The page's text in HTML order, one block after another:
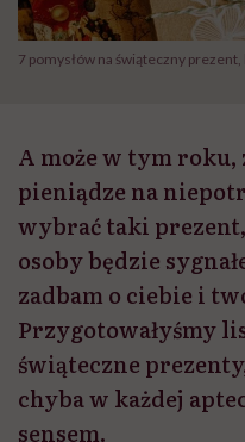
7 pomysłów na świąteczny
A może w tym roku,
pieniądze na
wybrać taki
osoby będzie
zadbam o ciebie i
Przygotowałyśmy
świąteczne
chyba w każdej
sensem.